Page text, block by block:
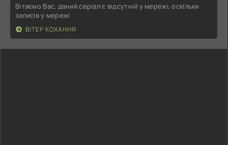
Вітаємо Вас, даний серіал є відсутній у мережі, оскільки
записів у мережі
ВІТЕР КОХАННЯ